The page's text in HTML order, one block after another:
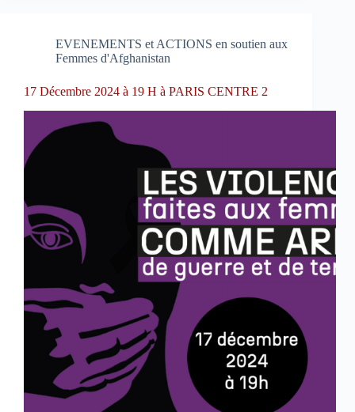
EVENEMENTS et ACTIONS en soutien aux
Femmes d'Afghanistan
17 Décembre 2024 à 19 H à PARIS CENTRE 2